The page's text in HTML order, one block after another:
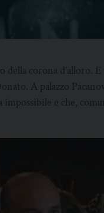
della corona d’alloro.
A palazzo
e che,